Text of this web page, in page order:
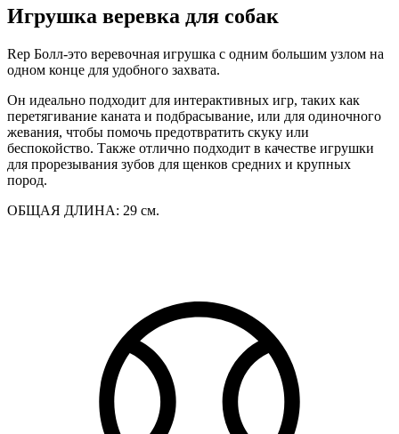
Игрушка веревка для собак
Rep Болл-это веревочная игрушка с одним большим узлом на
одном конце для удобного захвата.
Он идеально подходит для интерактивных игр, таких как
перетягивание каната и подбрасывание, или для одиночного
жевания, чтобы помочь предотвратить скуку или
беспокойство. Также отлично подходит в качестве игрушки
для прорезывания зубов для щенков средних и крупных
пород.
ОБЩАЯ ДЛИНА: 29 см.